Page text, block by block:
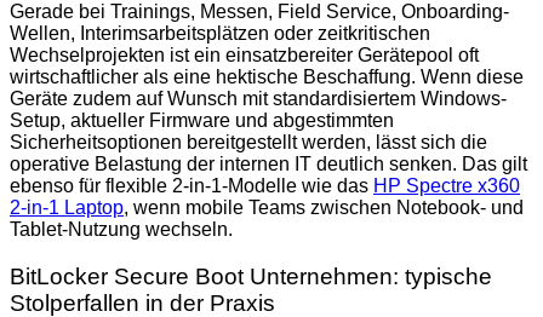
Gerade bei Trainings, Messen, Field Service, Onboarding-
Wellen, Interimsarbeitsplätzen oder zeitkritischen
Wechselprojekten ist ein einsatzbereiter Gerätepool oft
wirtschaftlicher als eine hektische Beschaffung. Wenn diese
Geräte zudem auf Wunsch mit standardisiertem Windows-
Setup, aktueller Firmware und abgestimmten
Sicherheitsoptionen bereitgestellt werden, lässt sich die
operative Belastung der internen IT deutlich senken. Das gilt
ebenso für flexible 2-in-1-Modelle wie das HP Spectre x360
2-in-1 Laptop, wenn mobile Teams zwischen Notebook- und
Tablet-Nutzung wechseln.
BitLocker Secure Boot Unternehmen: typische
Stolperfallen in der Praxis